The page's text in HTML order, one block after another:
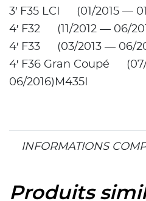
3′ F35 LCI (01/2015 —
4′ F32 (11/2012 — 06/
4′ F33 (03/2013 — 06/
4′ F36 Gran Coupé
06/2016)M435I
INFORMATIONS
Produits